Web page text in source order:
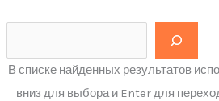
В списке найденных результатов
вниз для выбора и Enter для